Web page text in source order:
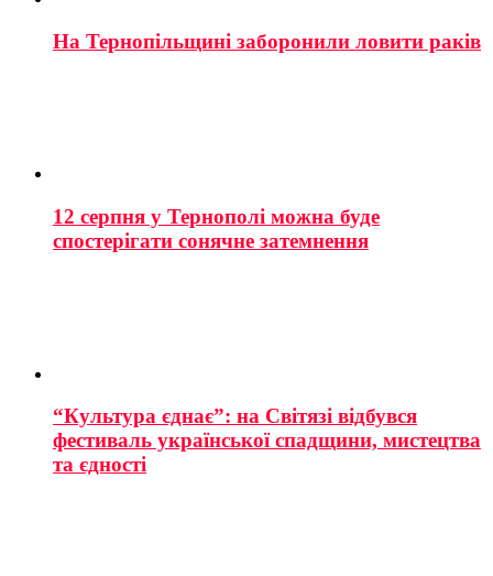
На Тернопільщині заборонили ловити раків
12 серпня у Тернополі можна буде
спостерігати сонячне затемнення
“Культура єднає”: на Світязі відбувся
фестиваль української спадщини, мистецтва
та єдності